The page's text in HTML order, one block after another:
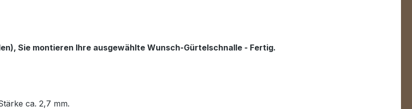
Sie montieren Ihre ausgewählte Wunsch-Gürtelschnalle - Fertig.
ca. 2,7 mm.